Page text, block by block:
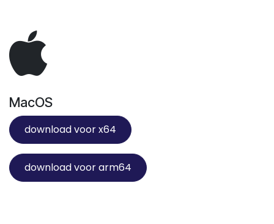
MacOS
download voor x64
download voor arm64